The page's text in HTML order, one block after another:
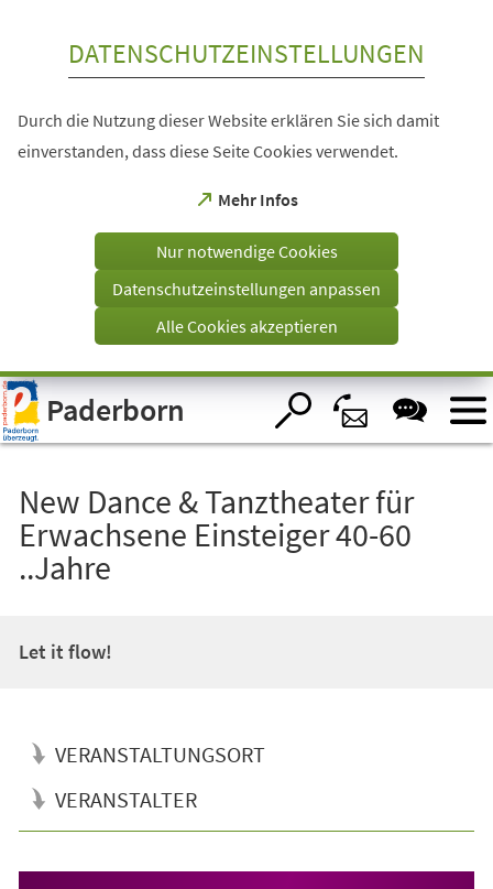
Visuelle
Assistenzsoftware
öffnen.
DATENSCHUTZEINSTELLUNGEN
Durch die Nutzung dieser Website erklären Sie sich damit
einverstanden, dass diese Seite Cookies verwendet.
Mehr Infos
(Öffnet
einem
Tab)
Nur notwendige Cookies
Datenschutzeinstellungen anpassen
Alle Cookies akzeptieren
Paderborn
New Dance & Tanztheater für
Erwachsene Einsteiger 40-60
..Jahre
Let it flow!
VERANSTALTUNGSORT
VERANSTALTER